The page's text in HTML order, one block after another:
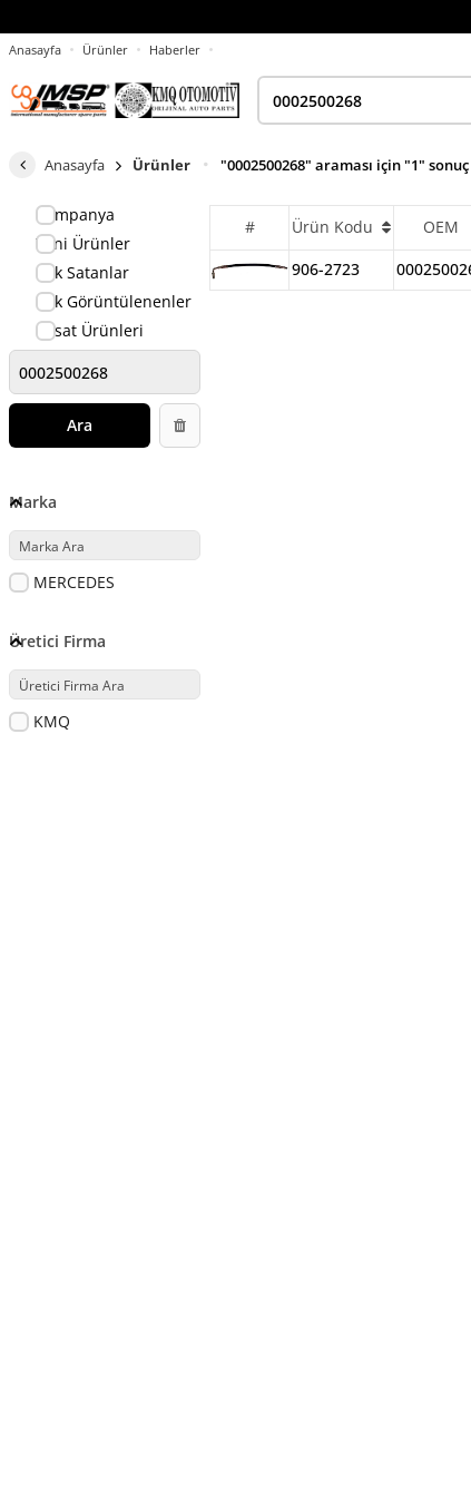
Anasayfa Ürünler Haberler
Anasayfa Ürünler "0002500268" araması için "1"
Kampanya
Yeni Ürünler
Çok Satanlar
Çok Görüntülenenler
Fırsat Ürünleri
Ara
Marka
MERCEDES
Üretici Firma
KMQ
# Ürün Kodu OEM
906-2723